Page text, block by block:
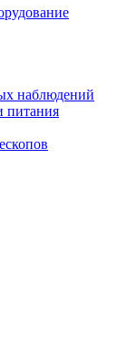
наблюдений
питания